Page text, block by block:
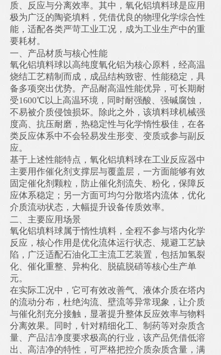
质、反应与分离效率。其中，氧化铝填料球是应用
极为广泛的陶瓷填料，凭借优良的物理化学综合性
能，适配各类严苛工业工况，成为工业生产中的重
要耗材。
一、产品材质与核心性能
氧化铝填料球以高纯度氧化铝为核心原料，经高温
烧结工艺精制而成，成品结构致密、性能稳定，具
备多项突出优势。产品耐高温性能优异，可长期耐
受1600℃以上高温环境，同时耐强酸、强碱腐蚀，
不易被介质侵蚀损坏。除此之外，该填料球机械强
度高、抗压耐磨，热稳定性与化学惰性极佳，在各
类反应体系中不会轻易发生形变、变质或参与副反
应。
基于上述性能特点，氧化铝填料球在工业反应器中
主要用作催化剂支撑层与覆盖层，一方面能够有效
固定催化剂颗粒，防止催化剂流失、粉化，保障反
应体系稳定；另一方面可均匀分散塔内流体，优化
介质流动状态，大幅提升设备传质效率。
二、主要应用场景
氧化铝填料球属于惰性填料，全程不参与塔内化学
反应，核心作用是优化流体运行状态、规避工艺缺
陷，广泛适配石油化工主流工艺装置，包括加氢裂
化、催化重整、异构化、脱硫脱硝等核心生产单
元。
在实际工况中，它可有效改善气、液体介质在塔内
的流动分布，杜绝沟流、壁流等异常现象，让介质
与催化剂充分接触，显著提升整体反应效率与物料
分离效果。同时，针对精细化工、制药等对杂质含
量、产品洁净度要求极高的行业，该产品凭借低溶
出、高洁净的特性，可严格把控介质杂质含量，满